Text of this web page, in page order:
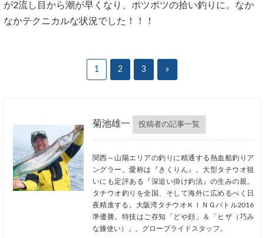
が2流し目から潮が早くなり、ポツポツの拾い釣りに。なか
なかテクニカルな状況でした！！！
1 2 3 »
菊池雄一 投稿者の記事一覧
関西～山陽エリアの釣りに精通する熱血船釣りア
ングラー。愛称は『きくりん』。大型タチウオ狙
いにも定評ある『深追い掛け釣法』の生みの親。
タチウオ釣りを全国、そして海外に広めるべく日
夜精進する。大阪湾タチウオＫＩＮＧバトル2016
準優勝。特技はご存知「どや顔」＆「ヒザ（巧み
な膝使い）」。グローブライドスタッフ。